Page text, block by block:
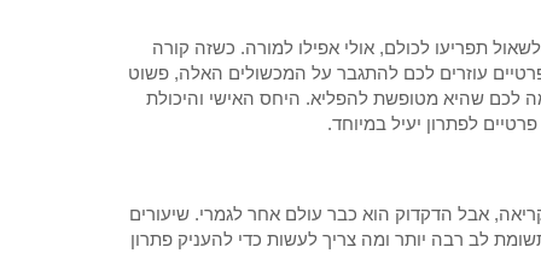
תפריעו לכולם, אולי אפילו למורה. כשזה קורה
עוזרים לכם להתגבר על המכשולים האלה, פשוט
שהיא מטופשת להפליא. היחס האישי והיכולת
לפתרון יעיל במיוחד.
אבל הדקדוק הוא כבר עולם אחר לגמרי. שיעורים
לב רבה יותר ומה צריך לעשות כדי להעניק פתרון